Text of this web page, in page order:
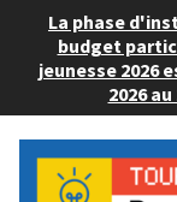
La phase
budget
jeunesse 2026
2026